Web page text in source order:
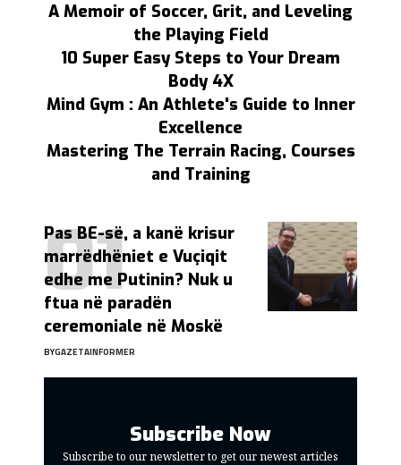
A Memoir of Soccer, Grit, and Leveling
the Playing Field
10 Super Easy Steps to Your Dream
Body 4X
Mind Gym : An Athlete's Guide to Inner
Excellence
Mastering The Terrain Racing, Courses
and Training
Pas BE-së, a kanë krisur
marrëdhëniet e Vuçiqit
edhe me Putinin? Nuk u
ftua në paradën
ceremoniale në Moskë
BYGAZETAINFORMER
Subscribe Now
Subscribe to our newsletter to get our newest articles